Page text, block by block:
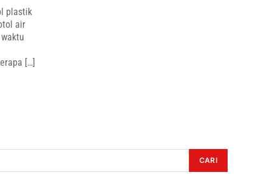
plastik
air
[…]
CARI